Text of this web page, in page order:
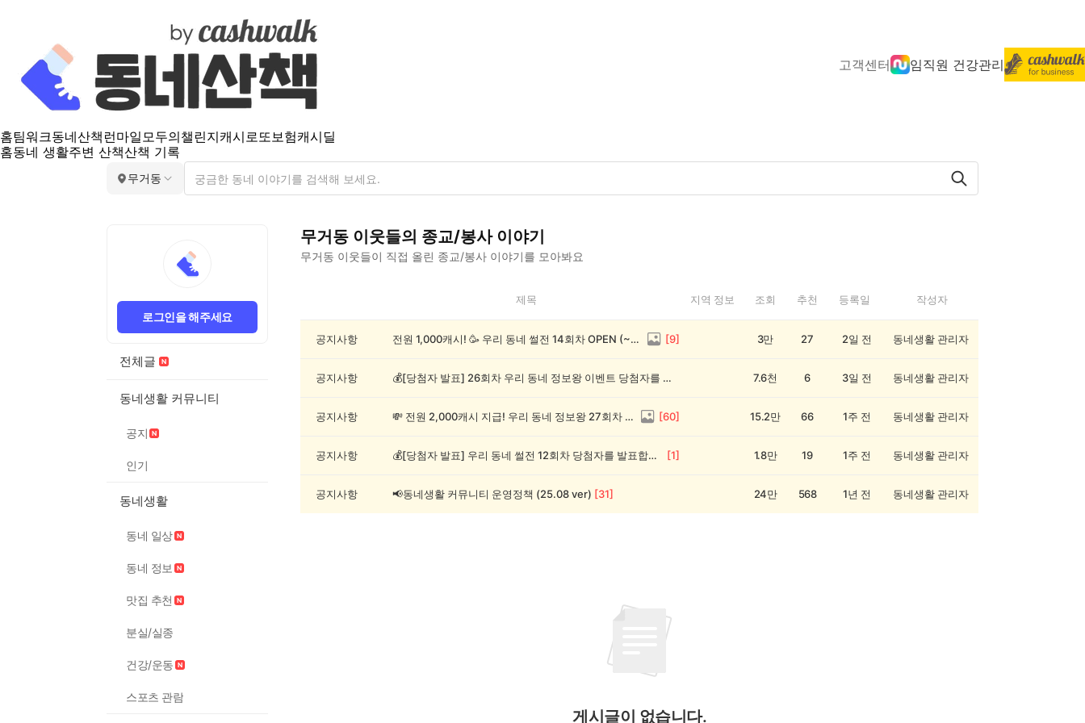
고객센터 임직원 건강관리
홈팀워크동네산책 런마일모두의챌린지캐시로또보험캐시딜
홈동네 생활주변 산책산책 기록
무거동
로그인을 해주세요
전체글
동네생활 커뮤니티
공지
인기
동네생활
동네 일상
동네 정보
맛집 추천
분실/실종
건강/운동
스포츠 관람
무거동 이웃들의 종교/봉사이야기
무거동 이웃들이 직접 올린 종교/봉사 이야기를 모아봐요
동
제목 지역 정보 조회 추천 등록일 작성자
공지사항 전원 1,000캐시! 🥳 우리 동네 썰전 14회차 OPEN (~8/17) [9] 3만 27 2일 전 동네생활 관리자
공지사항 💰[당첨자 발표] 26회차 우리 동네 정보왕 이벤트 당첨자를 발표합니다! 7.6천 6 3일 전 동네생활 관리자
공지사항 💸 전원 2,000캐시 지급! 우리 동네 정보왕 27회차 (~8/10) [60] 15.2만 66 1주 전 동네생활 관리자
공지사항 💰[당첨자 발표] 우리 동네 썰전 12회차 당첨자를 발표합니다! [1] 1.8만 19 1주 전 동네생활 관리자
공지사항 📢동네생활 커뮤니티 운영정책 (25.08 ver) [31] 24만 568 1년 전 동네생활 관리자
게시글이 없습니다.